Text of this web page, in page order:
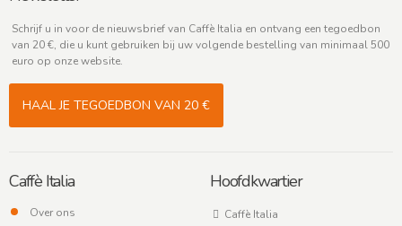
Schrijf u in voor de nieuwsbrief van Caffè Italia en ontvang een tegoedbon
van 20 €, die u kunt gebruiken bij uw volgende bestelling van minimaal 500
euro op onze website.
HAAL JE TEGOEDBON VAN 20 €
Caffè Italia
Over ons
Hoofdkwartier
Caffè Italia